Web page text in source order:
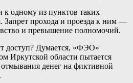
одному из пунктов таких
Запрет прохода и проезда к ним —
и превышение полномочий.
доступ? Думается, «ФЭО»
Иркутской области пытается
денег на фиктивной